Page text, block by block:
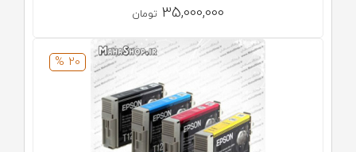
35,000,000 تومان
20 %